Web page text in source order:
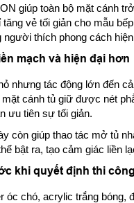
giúp toàn bộ mặt cánh
vẻ tối giản cho mẫu
thích phong cách
mạch và hiện đại hơn
nhưng tác động lớn đến
cánh tủ giữ được nét
ưu tiên sự tối giản.
còn giúp thao tác mở tủ
bật ra, tạo cảm giác liền
khi quyết định thi công
óc chó, acrylic trắng